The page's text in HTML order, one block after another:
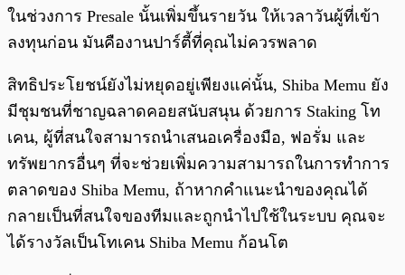
ในช่วงการ Presale นั้นเพิ่มขึ้นรายวัน ให้เวลาวันผู้ที่เข้า
ลงทุนก่อน มันคืองานปาร์ตี้ที่คุณไม่ควรพลาด
สิทธิประโยชน์ยังไม่หยุดอยู่เพียงแค่นั้น, Shiba Memu ยัง
มีชุมชนที่ชาญฉลาดคอยสนับสนุน ด้วยการ Staking โท
เคน, ผู้ที่สนใจสามารถนำเสนอเครื่องมือ, ฟอรั่ม และ
ทรัพยากรอื่นๆ ที่จะช่วยเพิ่มความสามารถในการทำการ
ตลาดของ Shiba Memu, ถ้าหากคำแนะนำของคุณได้
กลายเป็นที่สนใจของทีมและถูกนำไปใช้ในระบบ คุณจะ
ได้รางวัลเป็นโทเคน Shiba Memu ก้อนโต